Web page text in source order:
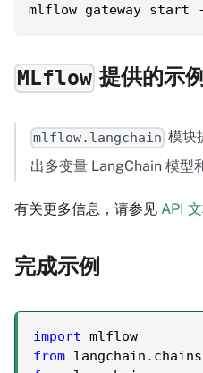
mlflow gateway start
MLflow 提供的示
mlflow.langchain 模块
出多变量 LangChain 模型
有关更多信息，请参见 API
完成示例
import mlflow
from langchain . chains